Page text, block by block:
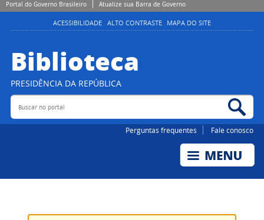
Portal do Governo Brasileiro Atualize sua Barra de Governo
ACESSIBILIDADE ALTO CONTRASTE MAPA DO SITE
Biblioteca
PRESIDÊNCIA DA REPÚBLICA
Buscar no portal
Perguntas frequentes Fale conosco